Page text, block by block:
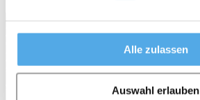
Alle zulassen
Auswahl erlauben
Services
Für HändlerStellenanzeigenTopseller
News
sitemap